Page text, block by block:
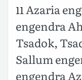
11Azaria
engendra
Tsadok,
Sallum
engendra